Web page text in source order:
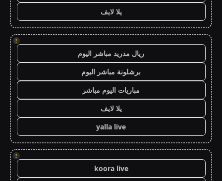
يلا لايف
!
ريال مدريد مباشر اليوم
برشلونة مباشر اليوم
مباريات اليوم مباشر
يلا لايف
yalla live
!
koora live